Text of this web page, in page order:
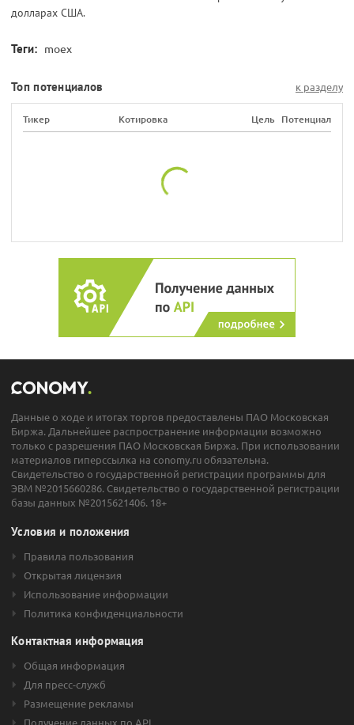
долларах США.
Теги: moex
Топ потенциалов к разделу
Тикер Котировка Цель Потенциал
Данные о ходе и итогах торгов предоставлены ПАО Московская
Биржа. Дальнейшее распространение информации возможно
только с разрешения ПАО Московская Биржа. При использовании
материалов гиперссылка на conomy.ru обязательна.
Свидетельство о государственной регистрации программы для
ЭВМ №2015660286. Свидетельство о государственной регистрации
базы данных №2015621406. 18+
Условия и положения
Правила пользования
Открытая лицензия
Использование информации
Политика конфиденциальности
Контактная информация
Общая информация
Для пресс-служб
Размещение рекламы
Получение данных по API